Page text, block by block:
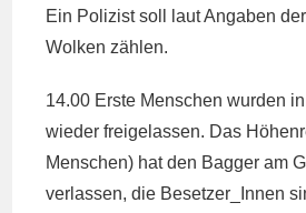
Ein Polizist soll laut Angaben
Wolken zählen.
14.00 Erste Menschen wurden
wieder freigelassen. Das
Menschen) hat den Bagger am
verlassen, die Besetzer_Innen